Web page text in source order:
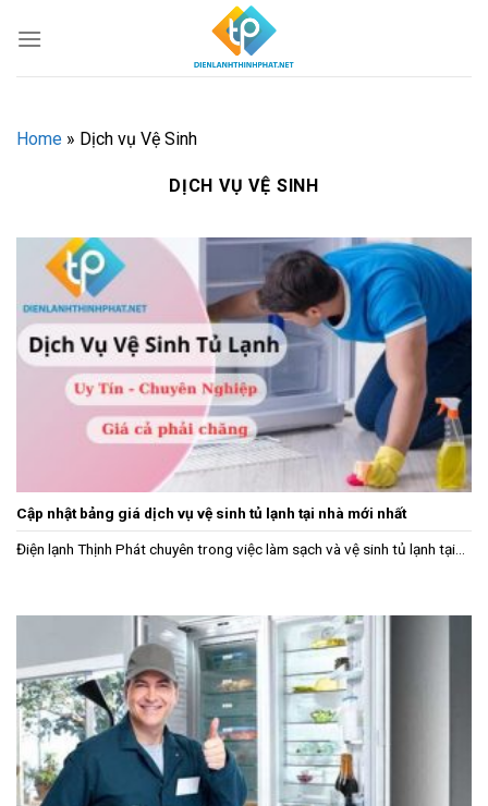
đến
Home » Dịch vụ Vệ Sinh
DỊCH VỤ VỆ SINH
Cập nhật bảng giá dịch vụ vệ sinh tủ lạnh tại nhà mới nhất
Điện lạnh Thịnh Phát chuyên trong việc làm sạch và vệ sinh tủ lạnh tại...